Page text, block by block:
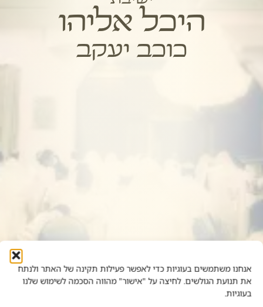
אנחנו משתמשים בעוגיות כדי לאפשר פעילות תקינה של האתר ולנתח
את תנועת הגולשים. לחיצה על "אישור" מהווה הסכמה לשימוש שלנו
בעוגיות.
היכל אליהו
כוכב יעקב